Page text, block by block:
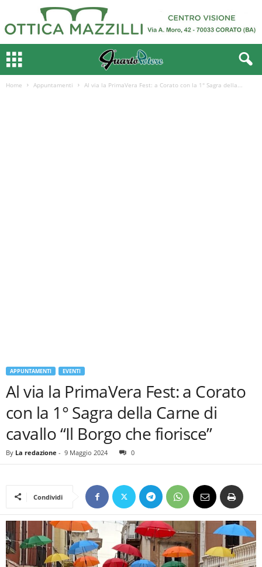
Home Appuntamenti Al via la PrimaVera Fest: a Corato con la 1° Sagra della...
APPUNTAMENTI EVENTI
Al via la PrimaVera Fest: a Corato
con la 1° Sagra della Carne di
cavallo “Il Borgo che fiorisce”
By La redazione - 9 Maggio 2024 0
Condividi